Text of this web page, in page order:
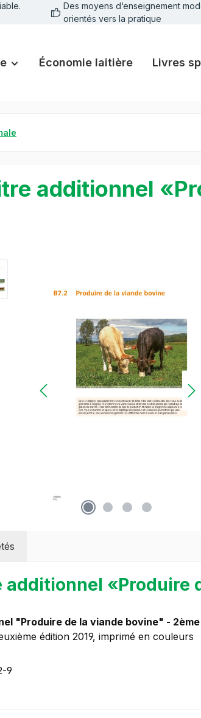
Des moyens d‘enseignement
orientés vers la pratique
Économie laitière Livres
additionnel
additionnel «Produire
"Produire de la viande bovine" -
édition 2019, imprimé en couleurs
9